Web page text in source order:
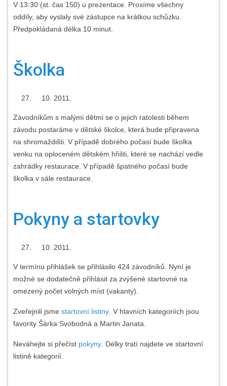
V 13:30 (st. čas 150) u prezentace. Prosíme všechny
oddíly, aby vyslaly své zástupce na krátkou schůzku.
Předpokládaná délka 10 minut.
Školka
2011.
Závodníkům s malými dětmi se o jejich ratolesti během
závodu postaráme v dětské školce, která bude připravena
na shromaždišti. V případě dobrého počasí bude školka
venku na oploceném dětském hřišti, které se nachází vedle
zahrádky restaurace. V případě špatného počasí bude
školka v sále restaurace.
Pokyny a startovky
2011.
V termínu přihlášek se přihlásilo 424 závodníků. Nyní je
možné se dodatečně přihlásit za zvýšené startovné na
omezený počet volných míst (vakanty).
Zveřejnili jsme startovní listiny. V hlavních kategoriích jsou
favority Šárka Svobodná a Martin Janata.
Neváhejte si přečíst pokyny. Délky tratí najdete ve startovní
listině kategorií.